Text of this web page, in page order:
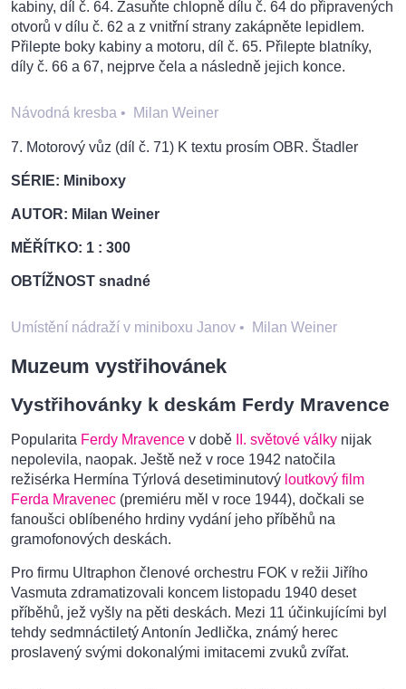
kabiny, díl č. 64. Zasuňte chlopně dílu č. 64 do připravených
otvorů v dílu č. 62 a z vnitřní strany zakápněte lepidlem.
Přilepte boky kabiny a motoru, díl č. 65. Přilepte blatníky,
díly č. 66 a 67, nejprve čela a následně jejich konce.
Návodná kresba • Milan Weiner
7. Motorový vůz (díl č. 71) K textu prosím OBR. Štadler
SÉRIE: Miniboxy
AUTOR: Milan Weiner
MĚŘÍTKO: 1 : 300
OBTÍŽNOST snadné
Umístění nádraží v miniboxu Janov • Milan Weiner
Muzeum vystřihovánek
Vystřihovánky k deskám Ferdy Mravence
Popularita Ferdy Mravence v době II. světové války nijak
nepolevila, naopak. Ještě než v roce 1942 natočila
režisérka Hermína Týrlová desetiminutový loutkový film
Ferda Mravenec (premiéru měl v roce 1944), dočkali se
fanoušci oblíbeného hrdiny vydání jeho příběhů na
gramofonových deskách.
Pro firmu Ultraphon členové orchestru FOK v režii Jiřího
Vasmuta zdramatizovali koncem listopadu 1940 deset
příběhů, jež vyšly na pěti deskách. Mezi 11 účinkujícími byl
tehdy sedmnáctiletý Antonín Jedlička, známý herec
proslavený svými dokonalými imitacemi zvuků zvířat.